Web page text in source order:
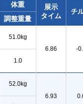
体重
展示
タイム
チ
調整重量
51.0kg
6.86
-
1.0
52.0kg
6.93